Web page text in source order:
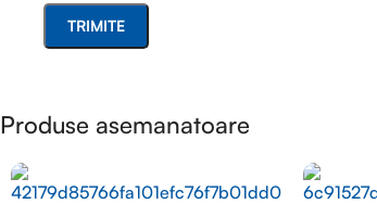
Produse asemanatoare